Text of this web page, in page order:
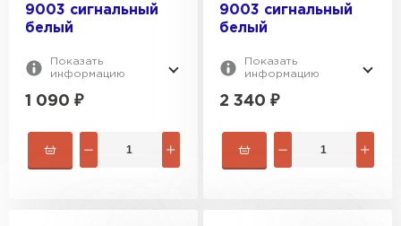
9003 сигнальный
белый
Показать
информацию
1 090 ₽
9003 сигнальный
белый
Показать
информацию
2 340 ₽